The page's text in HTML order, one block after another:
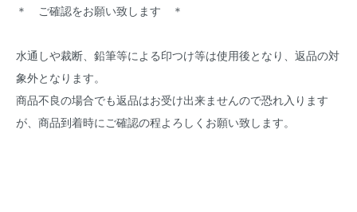
＊ ご確認をお願い致します ＊
水通しや裁断、鉛筆等による印つけ等は使用後となり、返品の対
象外となります。
商品不良の場合でも返品はお受け出来ませんので恐れ入ります
が、商品到着時にご確認の程よろしくお願い致します。